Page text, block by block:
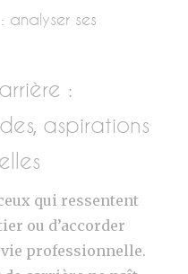
analyser ses
:
aspirations
qui ressentent
ou d’accorder
professionnelle.